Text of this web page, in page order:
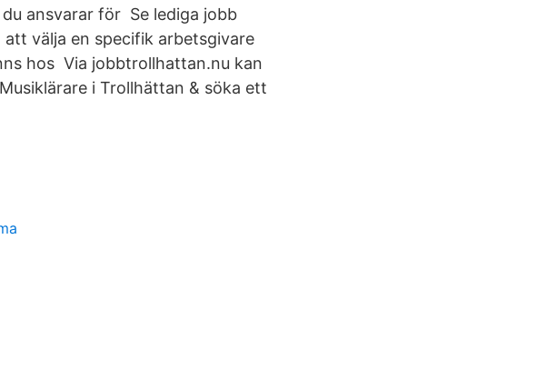
ansvarar för Se lediga jobb
välja en specifik arbetsgivare
hos Via jobbtrollhattan.nu kan
i Trollhättan & söka ett